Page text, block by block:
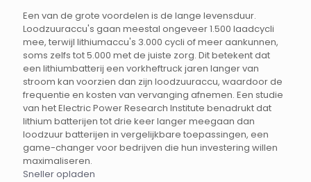
Een van de grote voordelen is de lange levensduur.
Loodzuuraccu's gaan meestal ongeveer 1.500 laadcycli
mee, terwijl lithiumaccu's 3.000 cycli of meer aankunnen,
soms zelfs tot 5.000 met de juiste zorg. Dit betekent dat
een lithiumbatterij een vorkheftruck jaren langer van
stroom kan voorzien dan zijn loodzuuraccu, waardoor de
frequentie en kosten van vervanging afnemen. Een studie
van het Electric Power Research Institute benadrukt dat
lithium batterijen tot drie keer langer meegaan dan
loodzuur batterijen in vergelijkbare toepassingen, een
game-changer voor bedrijven die hun investering willen
maximaliseren.
Sneller opladen